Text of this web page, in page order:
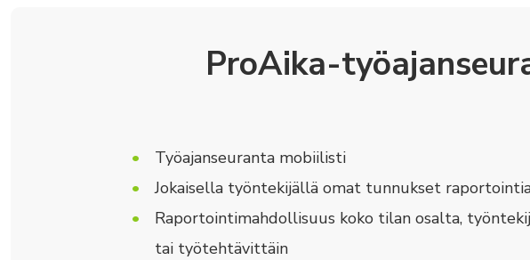
ProAika-
Työajanseuranta mobiilisti
Jokaisella työntekijällä omat tunnukset
Raportointimahdollisuus koko tilan osalta,
tai työtehtävittäin